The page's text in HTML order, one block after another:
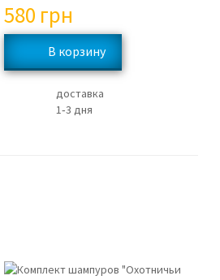
580 грн
доставка
1‑3 дня